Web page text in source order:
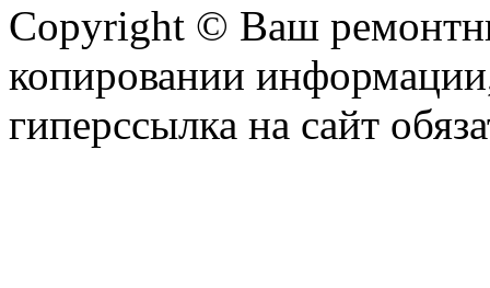
Copyright © Ваш
копировании
гиперссылка на сайт